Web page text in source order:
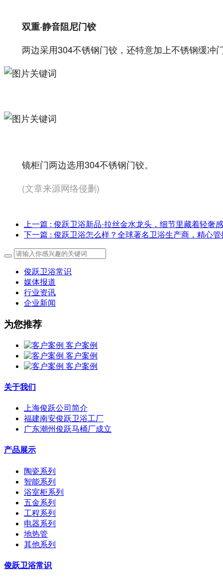
双重·静音阻尼门铰
两边采用304不锈钢门铰，还特意加上不锈钢缓冲
镜柜门两边选用304不锈钢门铰。
(文章来源网络侵删)
上一篇 : 俊跃卫浴新品·拉丝金水龙头，细节里藏着轻奢感
下一篇 : 俊跃卫浴怎么样？全球著名卫浴生产商，精心
俊跃卫浴常识
媒体报道
行业资讯
企业新闻
为您推荐
客户案例
客户案例
客户案例
关于我们
上海俊跃公司简介
福建南安俊跃卫浴工厂
广东潮州俊跃马桶厂成立
产品展示
陶瓷系列
智能系列
浴室柜系列
五金系列
工程系列
电器系列
地热管
其他系列
俊跃卫浴常识